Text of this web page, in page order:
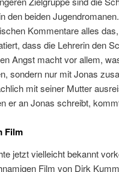
den beiden
Kommentare alles
dass die Lehrerin den
Angst macht vor allem,
sondern nur mit Jonas
mit seiner Mutter
er an Jonas schreibt,
Film
jetzt vielleicht bekannt
Film von Dirk